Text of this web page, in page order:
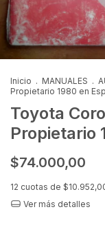
Inicio . MANUALES .
Propietario 1980 en
Toyota
Propietario
$74.000,00
12 cuotas de
Ver más detalles